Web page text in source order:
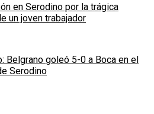
en Serodino por la trágica
un joven trabajador
Belgrano goleó 5-0 a Boca en el
Serodino